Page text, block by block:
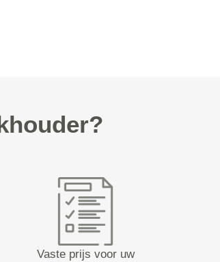
Vaste prijs voor uw